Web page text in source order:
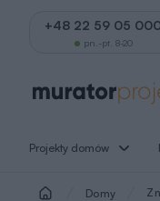
+48 22 59 05
pn.-pt. 8-20
Projekty domów
Domy